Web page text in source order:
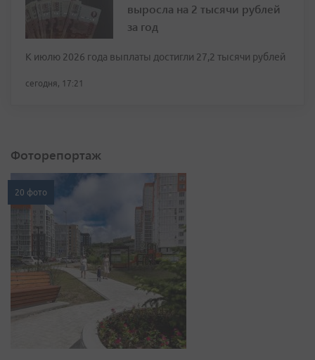
выросла на 2 тысячи рублей
за год
К июлю 2026 года выплаты достигли 27,2 тысячи рублей
сегодня, 17:21
Фоторепортаж
20 фото